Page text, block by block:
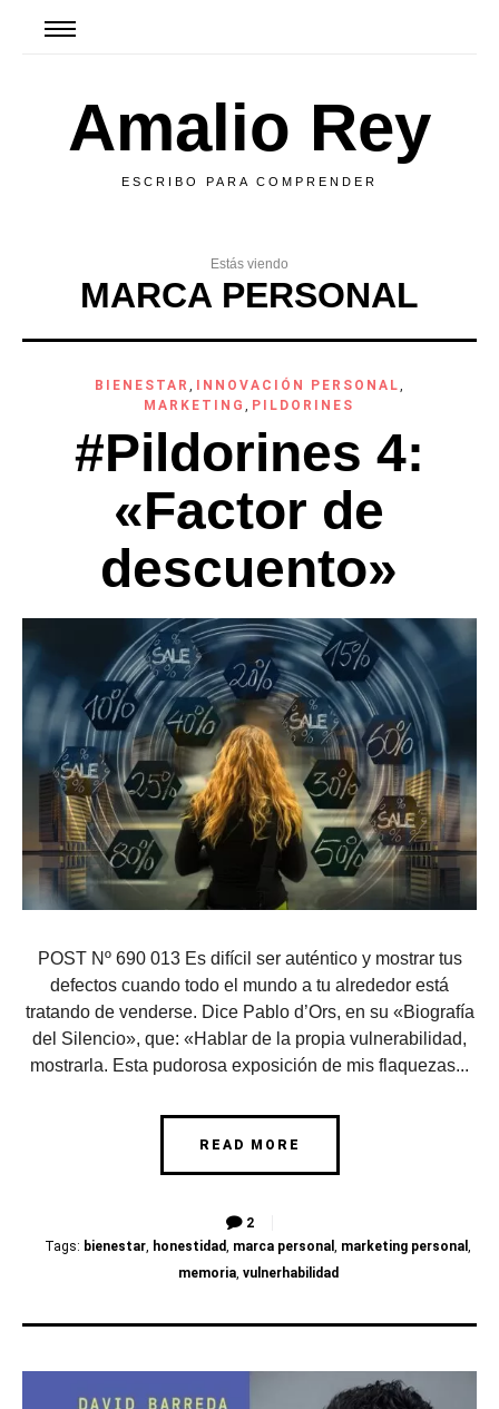
Amalio Rey
ESCRIBO PARA COMPRENDER
Estás viendo
MARCA PERSONAL
BIENESTAR, INNOVACIÓN PERSONAL,
MARKETING, PILDORINES
#Pildorines 4:
«Factor de
descuento»
POST Nº 690 013 Es difícil ser auténtico y mostrar tus
defectos cuando todo el mundo a tu alrededor está
tratando de venderse. Dice Pablo d’Ors, en su «Biografía
del Silencio», que: «Hablar de la propia vulnerabilidad,
mostrarla. Esta pudorosa exposición de mis flaquezas...
READ MORE
2
Tags: bienestar, honestidad, marca personal , marketing personal ,
memoria, vulnerhabilidad